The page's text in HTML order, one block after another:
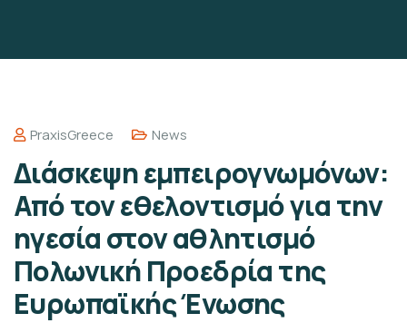
PraxisGreece News
Διάσκεψη εμπειρογνωμόνων:
Από τον εθελοντισμό για την
ηγεσία στον αθλητισμό
Πολωνική Προεδρία της
Ευρωπαϊκής Ένωσης